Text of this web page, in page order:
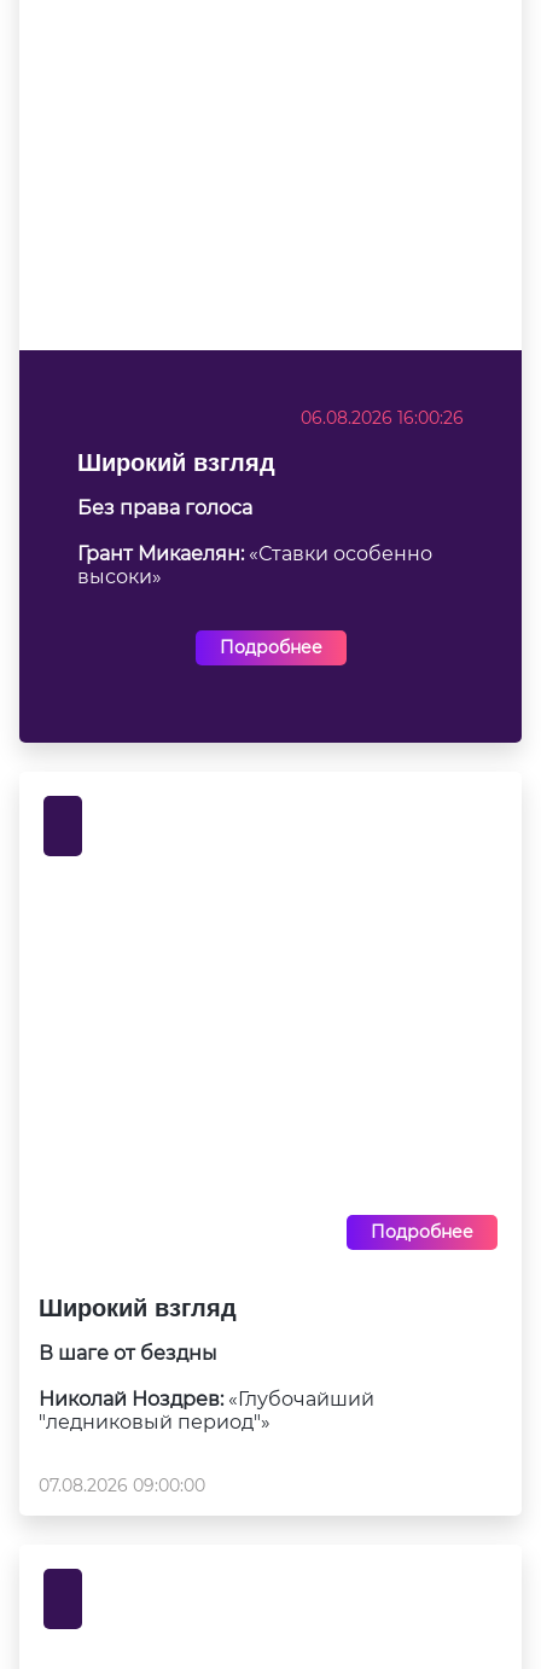
06.08.2026 16:00:26
Широкий взгляд
Без права голоса
Грант Микаелян: «Ставки особенно
высоки»
Подробнее
Подробнее
Широкий взгляд
В шаге от бездны
Николай Ноздрев: «Глубочайший
"ледниковый период"»
07.08.2026 09:00:00